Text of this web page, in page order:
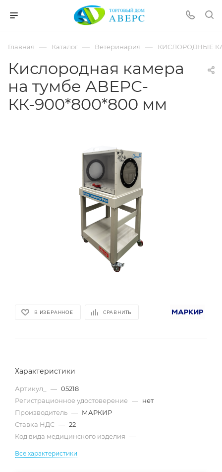
Главная — Каталог — Ветеринария — КИСЛОРОДНЫЕ
Кислородная камера
на тумбе АВЕРС-
КК-900*800*800 мм
В ИЗБРАННОЕ СРАВНИТЬ
Характеристики
Артикул_ — 05218
Регистрационное удостоверение — нет
Производитель — МАРКИР
Ставка НДС — 22
Код вида медицинского изделия —
Все характеристики
pornspider.info
xnxx